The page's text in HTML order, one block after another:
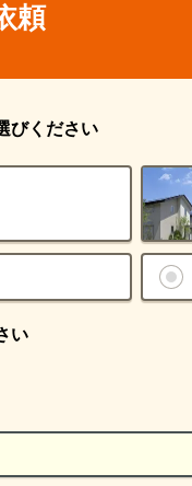
頼
びください
い